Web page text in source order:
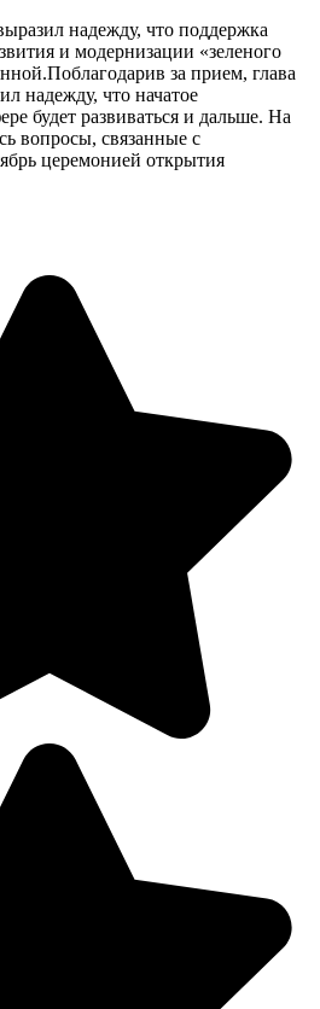
надежду, что поддержка
и модернизации «зеленого
за прием, глава
надежду, что начатое
будет развиваться и дальше. На
вопросы, связанные с
церемонией открытия